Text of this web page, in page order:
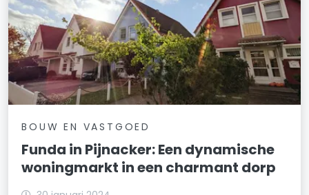
BOUW EN VASTGOED
Funda in Pijnacker: Een dynamische
woningmarkt in een charmant dorp